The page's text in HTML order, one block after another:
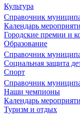
Культура
Справочник
Календарь
Городские премии и
Образование
Справочник
Социальная защита
Спорт
Справочник
Наши чемпионы
Календарь
Туризм и отдых